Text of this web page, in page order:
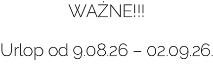
WAŻNE!!!
Urlop od 9.08.26 – 02.09.26.